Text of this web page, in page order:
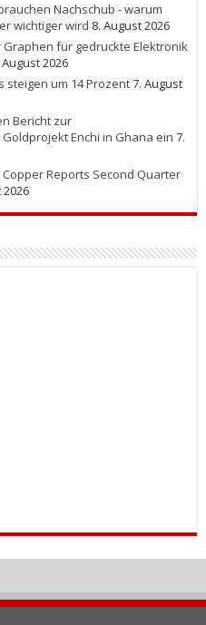
Nachschub - warum
wichtiger wird 8. August 2026
für gedruckte Elektronik
August 2026
steigen um 14 Prozent7. August
Bericht zur
Enchi in Ghana ein 7.
Reports Second Quarter
2026